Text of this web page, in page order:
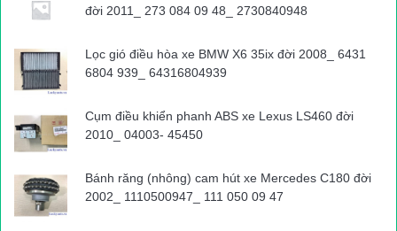
đời 2011_ 273 084 09 48_ 2730840948
Lọc gió điều hòa xe BMW X6 35ix đời 2008_ 6431
6804 939_ 64316804939
Cụm điều khiển phanh ABS xe Lexus LS460 đời
2010_ 04003- 45450
Bánh răng (nhông) cam hút xe Mercedes C180 đời
2002_ 1110500947_ 111 050 09 47